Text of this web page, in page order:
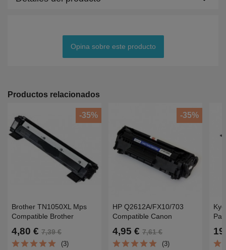
Opina sobre este producto
Productos relacionados
Brother TN1050XL Mps
Compatible Brother
HL1110,1112,MFC1810,1210-
2K/60g
4,80 € 7,39 €
(3)
-35%
HP Q2612A/FX10/703
Compatible Canon
1010,3000,M1005-2K
4,95 € 7,61 €
(3)
-35%